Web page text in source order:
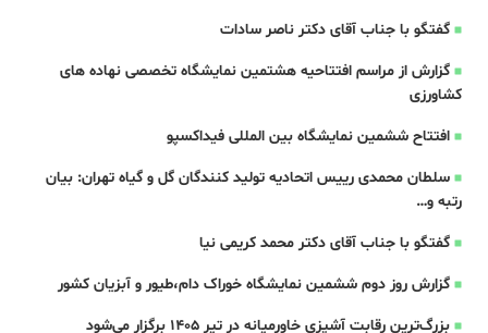
گفتگو با جناب آقای دکتر ناصر سادات
گزارش از مراسم افتتاحیه هشتمین نمایشگاه تخصصی نهاده های
کشاورزی
افتتاح ششمین نمایشگاه بین المللی فیداکسپو
سلطان محمدی رییس اتحادیه تولید کنندگان گل و گیاه تهران: بیان
رتبه و…
گفتگو با جناب آقای دکتر محمد کریمی نیا
گزارش روز دوم ششمین نمایشگاه خوراک دام،طیور و آبزیان کشور
بزرگ‌ترین رقابت آشپزی خاورمیانه در تیر ۱۴۰۵ برگزار می‌شود